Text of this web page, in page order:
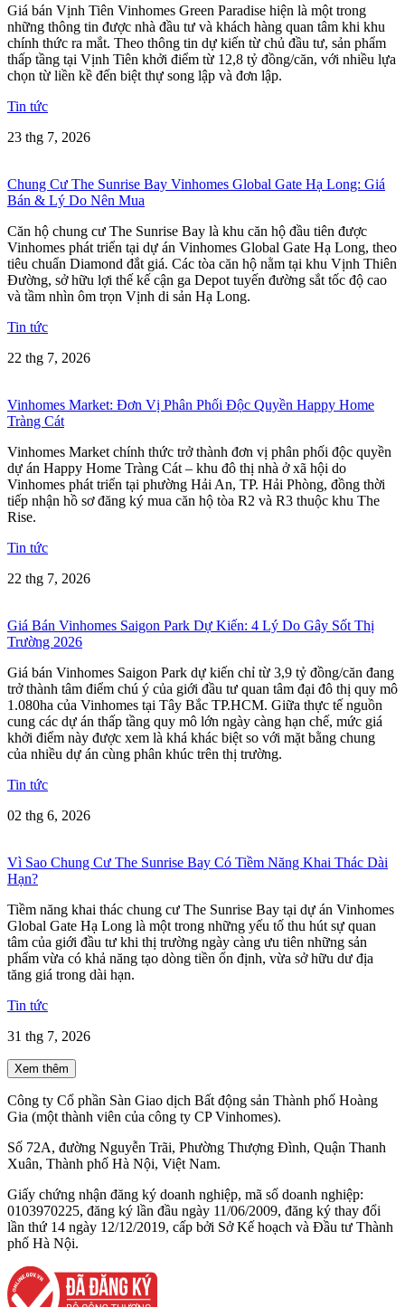
Giá bán Vịnh Tiên Vinhomes Green Paradise hiện là một trong
những thông tin được nhà đầu tư và khách hàng quan tâm khi khu
chính thức ra mắt. Theo thông tin dự kiến từ chủ đầu tư, sản phẩm
thấp tầng tại Vịnh Tiên khởi điểm từ 12,8 tỷ đồng/căn, với nhiều lựa
chọn từ liền kề đến biệt thự song lập và đơn lập.
Tin tức
23 thg 7, 2026
Chung Cư The Sunrise Bay Vinhomes Global Gate Hạ Long: Giá
Bán & Lý Do Nên Mua
Căn hộ chung cư The Sunrise Bay là khu căn hộ đầu tiên được
Vinhomes phát triển tại dự án Vinhomes Global Gate Hạ Long, theo
tiêu chuẩn Diamond đắt giá. Các tòa căn hộ nằm tại khu Vịnh Thiên
Đường, sở hữu lợi thế kế cận ga Depot tuyến đường sắt tốc độ cao
và tầm nhìn ôm trọn Vịnh di sản Hạ Long.
Tin tức
22 thg 7, 2026
Vinhomes Market: Đơn Vị Phân Phối Độc Quyền Happy Home
Tràng Cát
Vinhomes Market chính thức trở thành đơn vị phân phối độc quyền
dự án Happy Home Tràng Cát – khu đô thị nhà ở xã hội do
Vinhomes phát triển tại phường Hải An, TP. Hải Phòng, đồng thời
tiếp nhận hồ sơ đăng ký mua căn hộ tòa R2 và R3 thuộc khu The
Rise.
Tin tức
22 thg 7, 2026
Giá Bán Vinhomes Saigon Park Dự Kiến: 4 Lý Do Gây Sốt Thị
Trường 2026
Giá bán Vinhomes Saigon Park dự kiến chỉ từ 3,9 tỷ đồng/căn đang
trở thành tâm điểm chú ý của giới đầu tư quan tâm đại đô thị quy mô
1.080ha của Vinhomes tại Tây Bắc TP.HCM. Giữa thực tế nguồn
cung các dự án thấp tầng quy mô lớn ngày càng hạn chế, mức giá
khởi điểm này được xem là khá khác biệt so với mặt bằng chung
của nhiều dự án cùng phân khúc trên thị trường.
Tin tức
02 thg 6, 2026
Vì Sao Chung Cư The Sunrise Bay Có Tiềm Năng Khai Thác Dài
Hạn?
Tiềm năng khai thác chung cư The Sunrise Bay tại dự án Vinhomes
Global Gate Hạ Long là một trong những yếu tố thu hút sự quan
tâm của giới đầu tư khi thị trường ngày càng ưu tiên những sản
phẩm vừa có khả năng tạo dòng tiền ổn định, vừa sở hữu dư địa
tăng giá trong dài hạn.
Tin tức
31 thg 7, 2026
Xem thêm
Công ty Cổ phần Sàn Giao dịch Bất động sản Thành phố Hoàng
Gia (một thành viên của công ty CP Vinhomes).
Số 72A, đường Nguyễn Trãi, Phường Thượng Đình, Quận Thanh
Xuân, Thành phố Hà Nội, Việt Nam.
Giấy chứng nhận đăng ký doanh nghiệp, mã số doanh nghiệp:
0103970225, đăng ký lần đầu ngày 11/06/2009, đăng ký thay đổi
lần thứ 14 ngày 12/12/2019, cấp bởi Sở Kế hoạch và Đầu tư Thành
phố Hà Nội.